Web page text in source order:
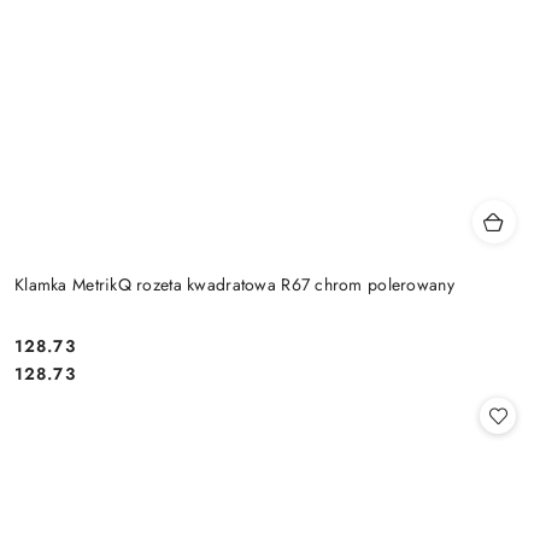
Klamka MetrikQ rozeta kwadratowa R67 chrom polerowany
Cena:
128.73
Cena:
128.73